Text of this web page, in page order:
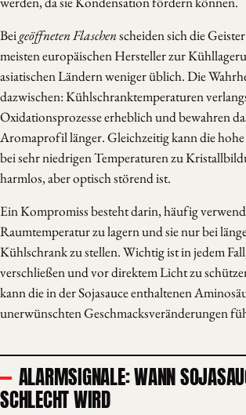
Beigeöffneten Flaschenscheiden sich die
meisten europäischen Hersteller zur
asiatischen Ländern weniger üblich. Die
dazwischen: Kühlschranktemperaturen
Oxidationsprozesse erheblich und bewahren
Aromaprofil länger. Gleichzeitig kann die
bei sehr niedrigen Temperaturen zu
harmlos, aber optisch störend ist.
Ein Kompromiss besteht darin, häufig
Raumtemperatur zu lagern und sie nur bei
Kühlschrank zu stellen. Wichtig ist in jedem
verschließen und vor direktem Licht zu
kann die in der Sojasauce enthaltenen
unerwünschten Geschmacksveränderungen
ALARMSIGNALE: WANN
SCHLECHT WIRD